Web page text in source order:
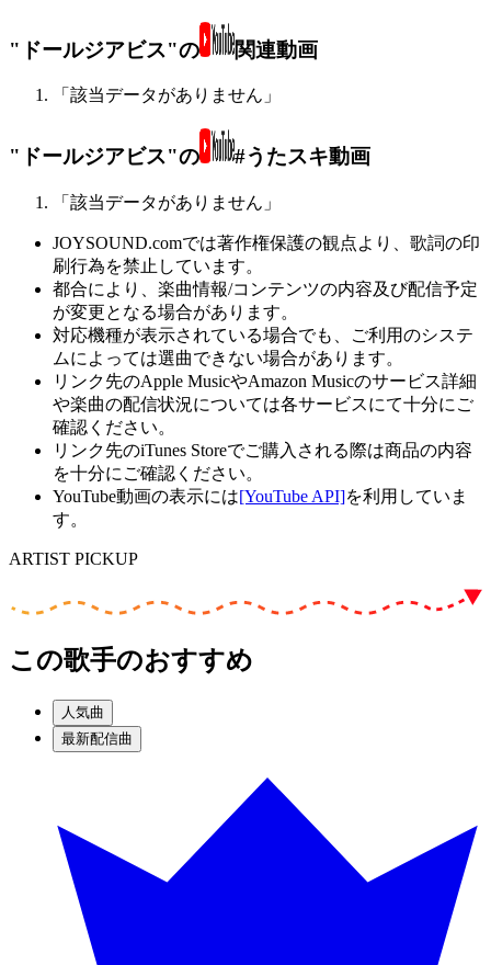
"ドールジアビス"の 関連動画
「該当データがありません」
"ドールジアビス"の #うたスキ動画
「該当データがありません」
JOYSOUND.comでは著作権保護の観点より、歌詞の印
刷行為を禁止しています。
都合により、楽曲情報/コンテンツの内容及び配信予定
が変更となる場合があります。
対応機種が表示されている場合でも、ご利用のシステ
ムによっては選曲できない場合があります。
リンク先のApple MusicやAmazon Musicのサービス詳細
や楽曲の配信状況については各サービスにて十分にご
確認ください。
リンク先のiTunes Storeでご購入される際は商品の内容
を十分にご確認ください。
YouTube動画の表示には[YouTube API]を利用していま
す。
ARTIST PICKUP
この歌手のおすすめ
人気曲
最新配信曲